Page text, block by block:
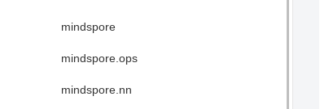
mindspore
mindspore.ops
mindspore.nn